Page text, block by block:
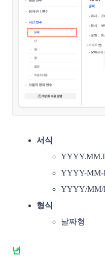
서식
YYYY-MM-
YYYY/MM/
형식
날짜형
년